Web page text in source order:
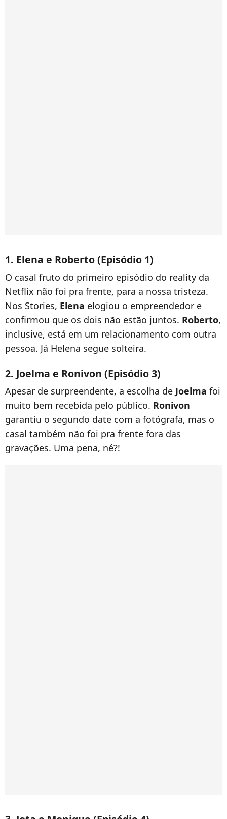
1. Elena e Roberto (Episódio 1)
O casal fruto do primeiro episódio do reality da
Netflix não foi pra frente, para a nossa tristeza.
Nos Stories, Elena elogiou o empreendedor e
confirmou que os dois não estão juntos. Roberto,
inclusive, está em um relacionamento com outra
pessoa. Já Helena segue solteira.
2. Joelma e Ronivon (Episódio 3)
Apesar de surpreendente, a escolha de Joelma foi
muito bem recebida pelo público. Ronivon
garantiu o segundo date com a fotógrafa, mas o
casal também não foi pra frente fora das
gravações. Uma pena, né?!